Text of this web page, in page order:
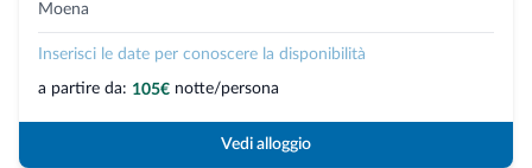
Moena
Inserisci le date per conoscere la disponibilità
a partire da: 105€ notte/persona
Vedi alloggio